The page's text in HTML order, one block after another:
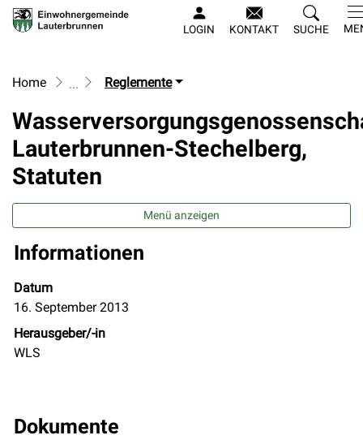
Lauterbrunnen
LOGIN KONTAKT SUCHE
Home Reglemente
Lauterbrunnen-Stechelberg,
Statuten
Menü anzeigen
Informationen
Datum
16. September 2013
Herausgeber/-in
WLS
Dokumente